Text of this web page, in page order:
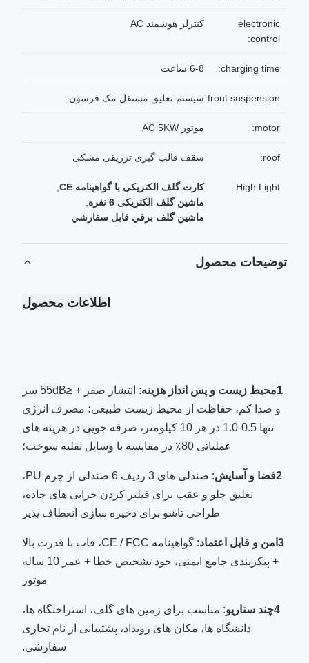
electronic
control:
کنترلر هوشمند AC
charging time: 6-8 ساعت
front suspension: سیستم تعلیق مستقل مک فرسون
motor: موتور AC 5KW
roof: سقف قالب گیری تزریقی مشکی
High Light: کارت گلف الکتریکی با گواهینامه CE
ماشین گلف الکتریکی 6 نفره
ماشين گلف برقي قابل سفارشي
توضیحات محصول
اطلاعات محصول
1محیط زیست و پس انداز هزینه
: انتشار صفر + ≤55dB سر
و صدا کم، حفاظت از محیط زیست طبیعی؛ مصرف انرژی
تنها 0.5-1.0 در هر 10 کیلومتر، صرفه جویی در هزینه های
عملیاتی 80٪ در مقایسه با وسایل نقلیه سوخت؛
2فضا و آسایش
: صندلی های 3 ردیف 6 صندلی از چرم PU،
تعلیق جلو و عقب برای فیلتر کردن خرابی های جاده،
طراحی تاشو برای ذخیره سازی انعطاف پذیر
3امن و قابل اعتماد
: گواهینامه CE / FCC، قاب با قدرت بالا
+ پیکربندی جامع ایمنی، خود تشخیص خطا + عمر 10 ساله
موتور
4چند سناریو
: مناسب برای زمین های گلف، استراحتگاه ها،
دانشگاه ها، مکان های رویداد، پشتیبانی از نام تجاری
سفارشی.